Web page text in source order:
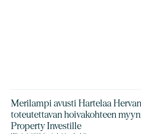
Merilampi avusti Hartelaa
toteutettavan hoivakohteen
Property Investille